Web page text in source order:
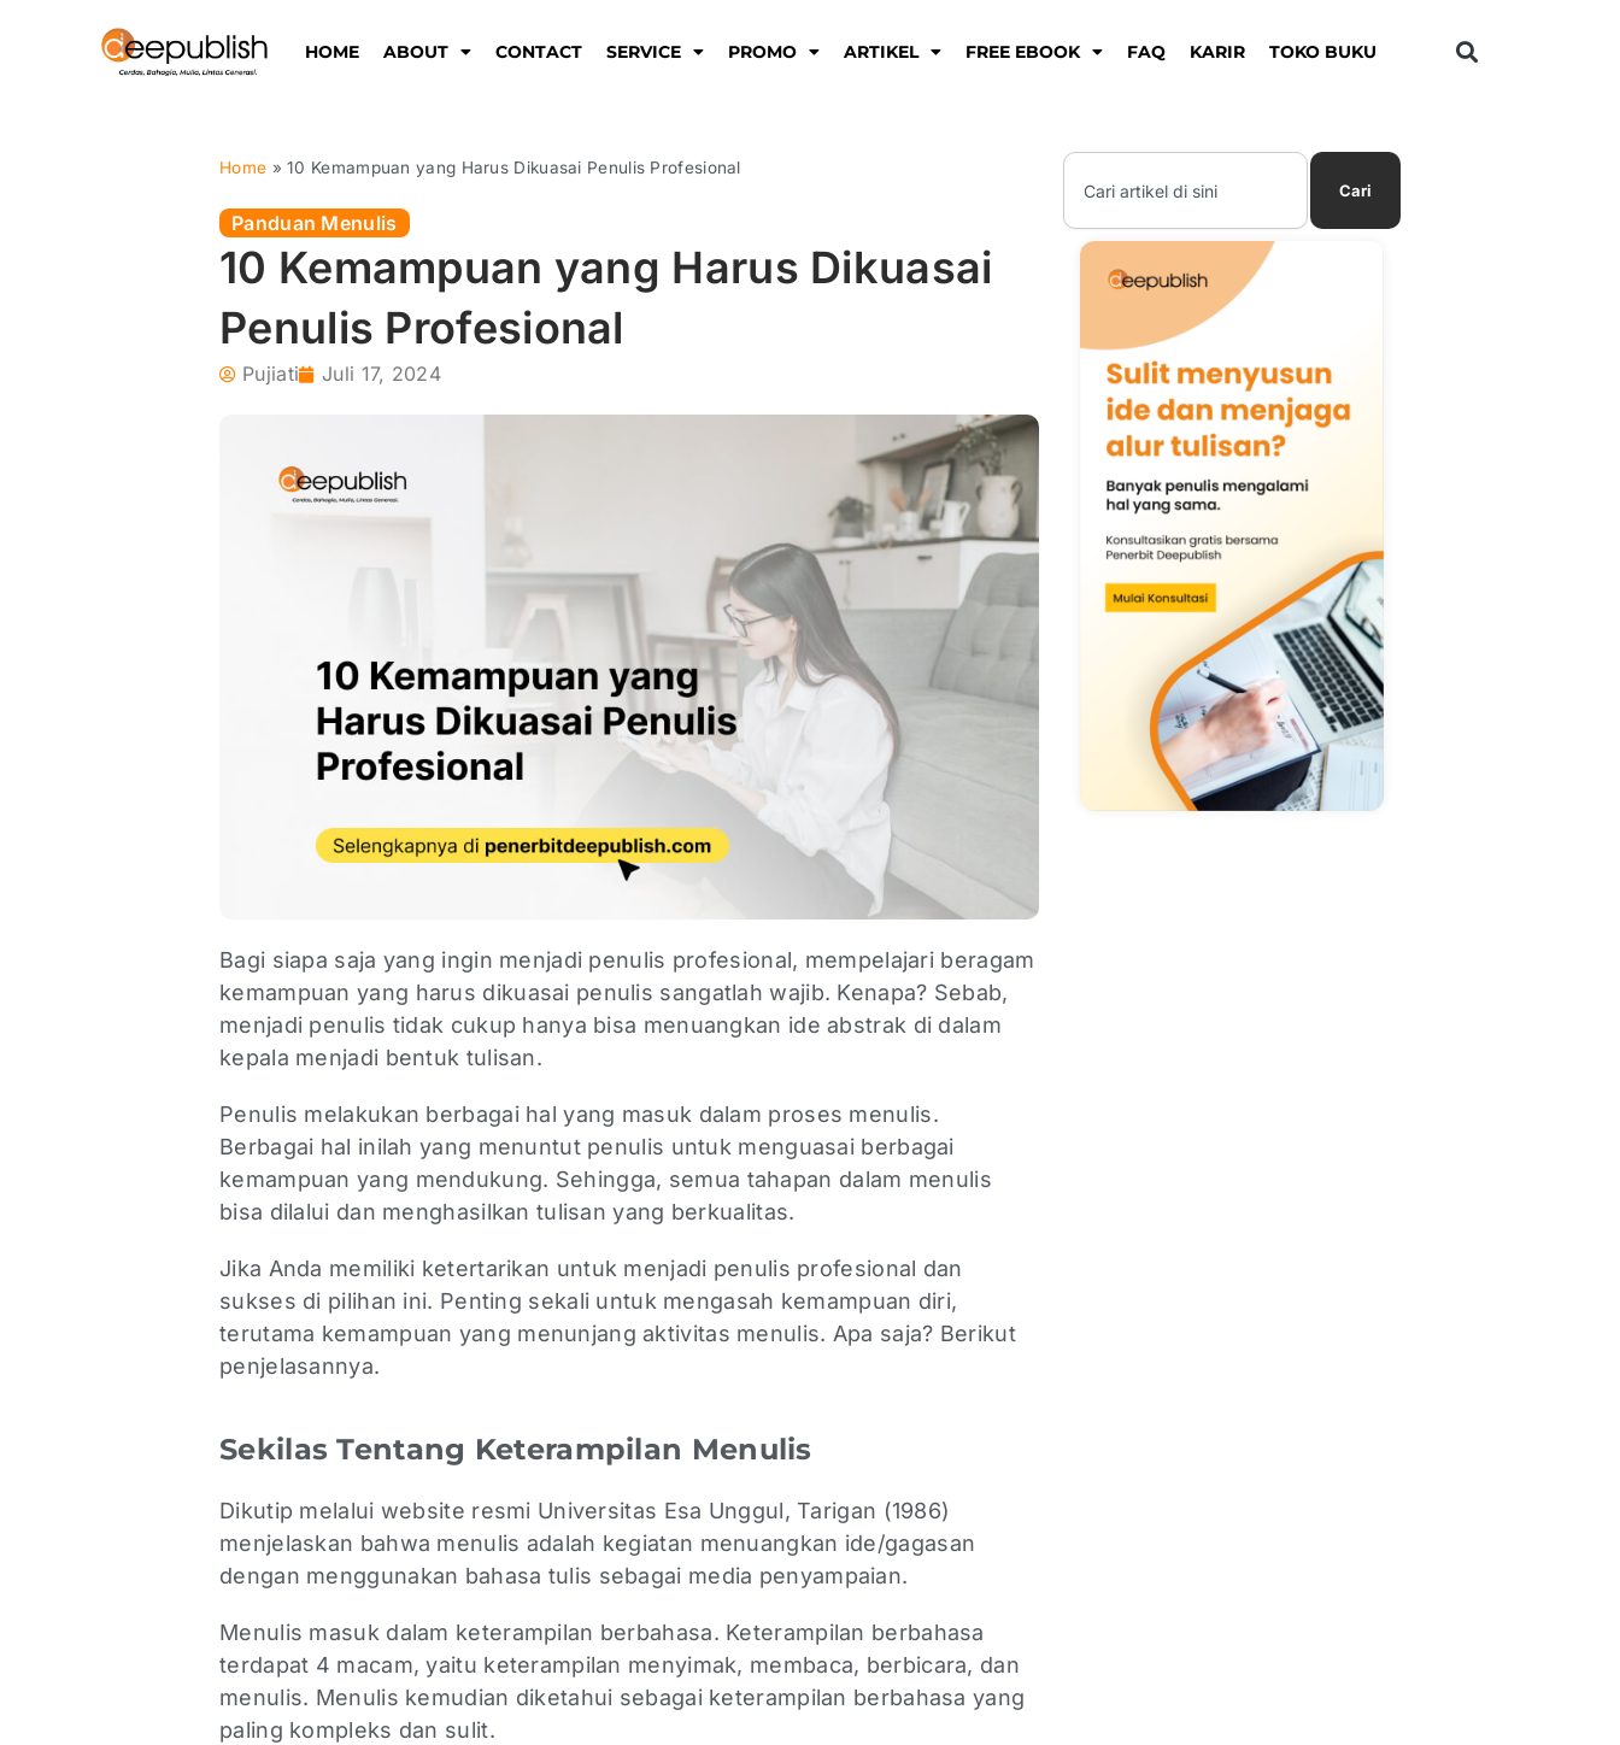
HOME ABOUT CONTACT SERVICE PROMO ARTIKEL FREE EBOOK FAQ KARIR TOKO BUKU
Home »10 Kemampuan yang Harus Dikuasai Penulis Profesional
Panduan Menulis
10 Kemampuan yang Harus Dikuasai
Penulis Profesional
Pujiati Juli 17, 2024
Bagi siapa saja yang ingin menjadi penulis profesional, mempelajari beragam
kemampuan yang harus dikuasai penulis sangatlah wajib. Kenapa? Sebab,
menjadi penulis tidak cukup hanya bisa menuangkan ide abstrak di dalam
kepala menjadi bentuk tulisan.
Penulis melakukan berbagai hal yang masuk dalam proses menulis.
Berbagai hal inilah yang menuntut penulis untuk menguasai berbagai
kemampuan yang mendukung. Sehingga, semua tahapan dalam menulis
bisa dilalui dan menghasilkan tulisan yang berkualitas.
Jika Anda memiliki ketertarikan untuk menjadi penulis profesional dan
sukses di pilihan ini. Penting sekali untuk mengasah kemampuan diri,
terutama kemampuan yang menunjang aktivitas menulis. Apa saja? Berikut
penjelasannya.
Sekilas Tentang Keterampilan Menulis
Dikutip melalui website resmi Universitas Esa Unggul, Tarigan (1986)
menjelaskan bahwa menulis adalah kegiatan menuangkan ide/gagasan
dengan menggunakan bahasa tulis sebagai media penyampaian.
Menulis masuk dalam keterampilan berbahasa. Keterampilan berbahasa
terdapat 4 macam, yaitu keterampilan menyimak, membaca, berbicara, dan
menulis. Menulis kemudian diketahui sebagai keterampilan berbahasa yang
paling kompleks dan sulit.
Search
Cari